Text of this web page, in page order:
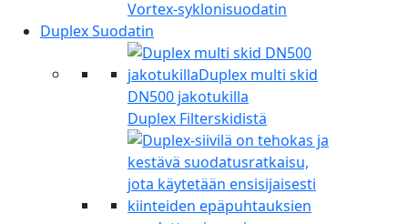
Vortex-syklonisuodatin
Duplex Suodatin
Duplex Filterskidistä